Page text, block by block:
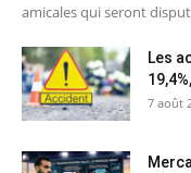
amicales qui seront
Les
7 août